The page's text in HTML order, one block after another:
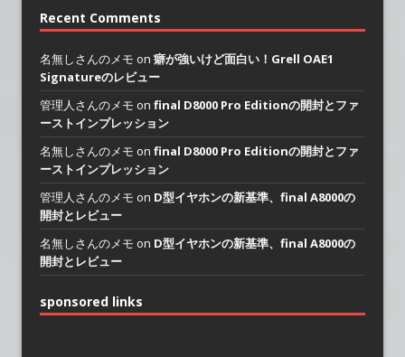
Recent Comments
名無しさんのメモ on 癖が強いけど面白い！Grell OAE1
Signatureのレビュー
管理人さんのメモ on final D8000 Pro Editionの開封とファ
ーストインプレッション
名無しさんのメモ on final D8000 Pro Editionの開封とファ
ーストインプレッション
管理人さんのメモ on D型イヤホンの新基準、final A8000の
開封とレビュー
名無しさんのメモ on D型イヤホンの新基準、final A8000の
開封とレビュー
sponsored links